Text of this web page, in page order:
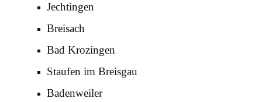
Jechtingen
Breisach
Bad Krozingen
Staufen im Breisgau
Badenweiler